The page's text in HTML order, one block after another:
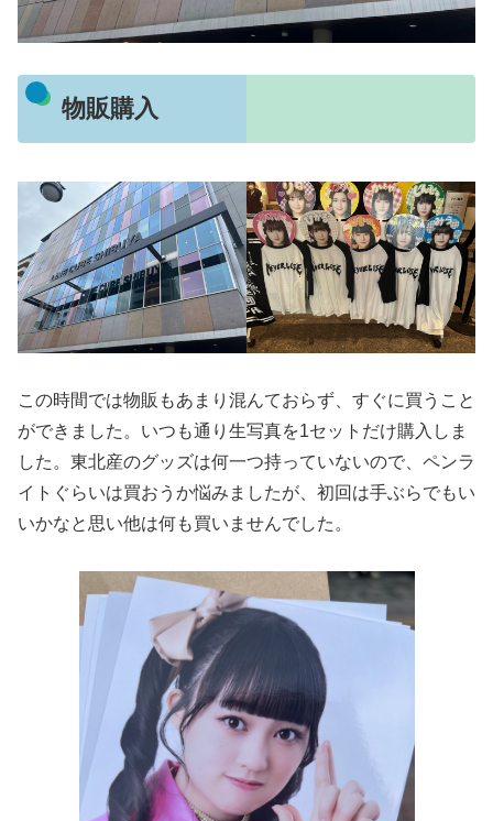
物販購入
この時間では物販もあまり混んておらず、すぐに買うこと
ができました。いつも通り生写真を1セットだけ購入しま
した。東北産のグッズは何一つ持っていないので、ペンラ
イトぐらいは買おうか悩みましたが、初回は手ぶらでもい
いかなと思い他は何も買いませんでした。